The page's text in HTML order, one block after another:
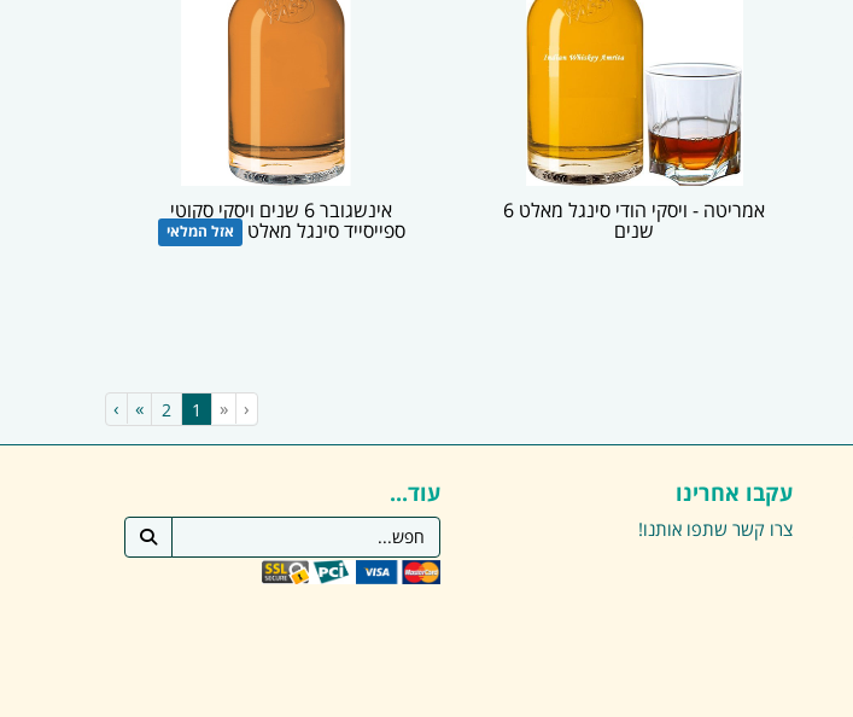
אמריטה - ויסקי הודי סינגל מאלט 6
שנים
אינשגובר 6 שנים ויסקי סקוטי
ספייסייד סינגל מאלט אזל המלאי
‹
«
1
2
»
›
עקבו אחרינו
צרו קשר שתפו אותנו!
עוד...